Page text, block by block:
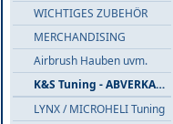
WICHTIGES ZUBEHÖR
MERCHANDISING
Airbrush Hauben uvm.
K&S Tuning - ABVERKAUF
LYNX / MICROHELI Tuning